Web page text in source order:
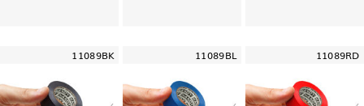
11089BK 11089BL 11089RD